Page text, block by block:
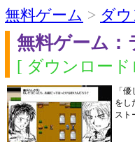
無料ゲーム > ダ
無料ゲーム：
[ ダウンロー
「
をし
スト